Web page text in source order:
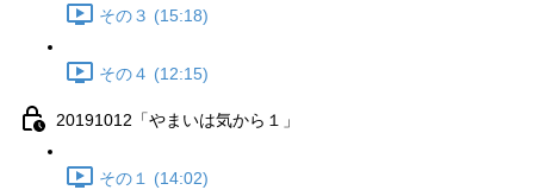
その３ (15:18)
その４ (12:15)
20191012「やまいは気から１」
その１ (14:02)